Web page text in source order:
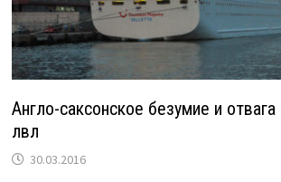
Англо-саксонское безумие и
лвл
30.03.2016